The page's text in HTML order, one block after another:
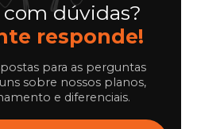
com dúvidas?
responde!
para as perguntas
sobre nossos planos,
e diferenciais.